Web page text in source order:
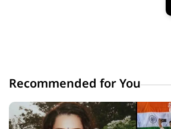
Recommended for You